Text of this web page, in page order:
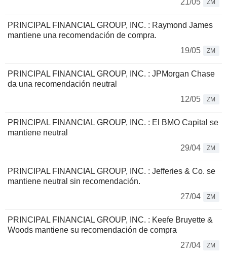
21/05
ZM
PRINCIPAL FINANCIAL GROUP, INC. : Raymond James
mantiene una recomendación de compra.
19/05
ZM
PRINCIPAL FINANCIAL GROUP, INC. : JPMorgan Chase
da una recomendación neutral
12/05
ZM
PRINCIPAL FINANCIAL GROUP, INC. : El BMO Capital se
mantiene neutral
29/04
ZM
PRINCIPAL FINANCIAL GROUP, INC. : Jefferies & Co. se
mantiene neutral sin recomendación.
27/04
ZM
PRINCIPAL FINANCIAL GROUP, INC. : Keefe Bruyette &
Woods mantiene su recomendación de compra
27/04
ZM